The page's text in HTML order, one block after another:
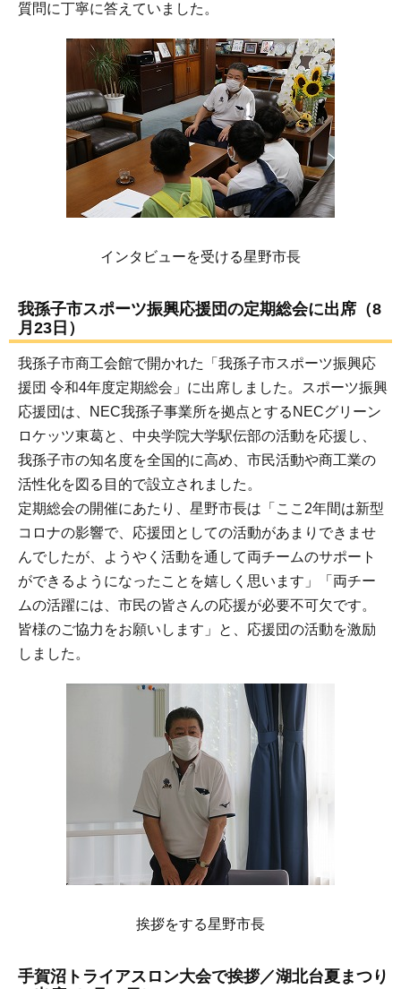
質問に丁寧に答えていました。
インタビューを受ける星野市長
我孫子市スポーツ振興応援団の定期総会に出席（8
月23日）
我孫子市商工会館で開かれた「我孫子市スポーツ振興応
援団 令和4年度定期総会」に出席しました。スポーツ振興
応援団は、NEC我孫子事業所を拠点とするNECグリーン
ロケッツ東葛と、中央学院大学駅伝部の活動を応援し、
我孫子市の知名度を全国的に高め、市民活動や商工業の
活性化を図る目的で設立されました。
定期総会の開催にあたり、星野市長は「ここ2年間は新型
コロナの影響で、応援団としての活動があまりできませ
んでしたが、ようやく活動を通して両チームのサポート
ができるようになったことを嬉しく思います」「両チー
ムの活躍には、市民の皆さんの応援が必要不可欠です。
皆様のご協力をお願いします」と、応援団の活動を激励
しました。
挨拶をする星野市長
手賀沼トライアスロン大会で挨拶／湖北台夏まつり